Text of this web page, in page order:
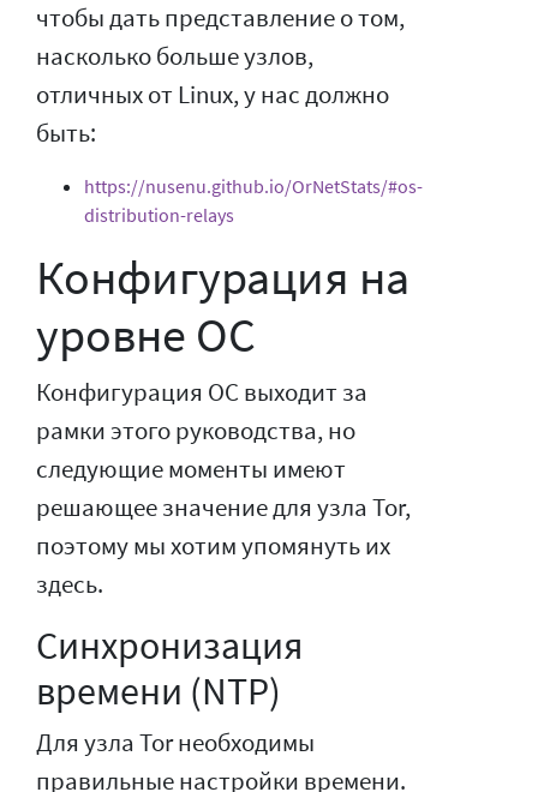
чтобы дать представление о том,
насколько больше узлов,
отличных от Linux, у нас должно
быть:
https://nusenu.github.io/OrNetStats/#os-
distribution-relays
Конфигурация на
уровне ОС
Конфигурация ОС выходит за
рамки этого руководства, но
следующие моменты имеют
решающее значение для узла Tor,
поэтому мы хотим упомянуть их
здесь.
Синхронизация
времени (NTP)
Для узла Tor необходимы
правильные настройки времени.